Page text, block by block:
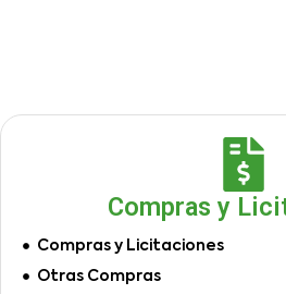
Compras y
Compras y Licitaciones
Otras Compras